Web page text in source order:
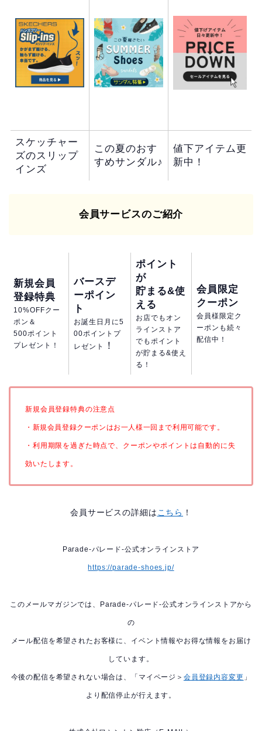
スケッチャー
ズのスリップ
インズ
この夏のおす
すめサンダル♪
値下アイテム更
新中！
会員サービスのご紹介
新規会員
登録特典
10%OFFクー
ポン＆
500ポイント
プレゼント！
バースデ
ーポイン
ト
お誕生日月に5
00ポイントプ
レゼント
！
ポイント
が
貯まる&使
える
お店でもオン
ラインストア
でもポイント
が貯まる&使え
る！
会員限定
クーポン
会員様限定ク
ーポンも続々
配信中！
新規会員登録特典の注意点
・新規会員登録クーポンはお一人様一回まで利用可能です。
・利用期限を過ぎた時点で、クーポンやポイントは自動的に失
効いたします。
会員サービスの詳細は こちら ！
Parade-パレード-公式オンラインストア
https://parade-shoes.jp/
このメールマガジンでは、Parade-パレード-公式オンラインストアから
の
メール配信を希望されたお客様に、イベント情報やお得な情報をお届け
しています。
今後の配信を希望されない場合は、「マイページ＞ 会員登録内容変更 」
より配信停止が行えます。